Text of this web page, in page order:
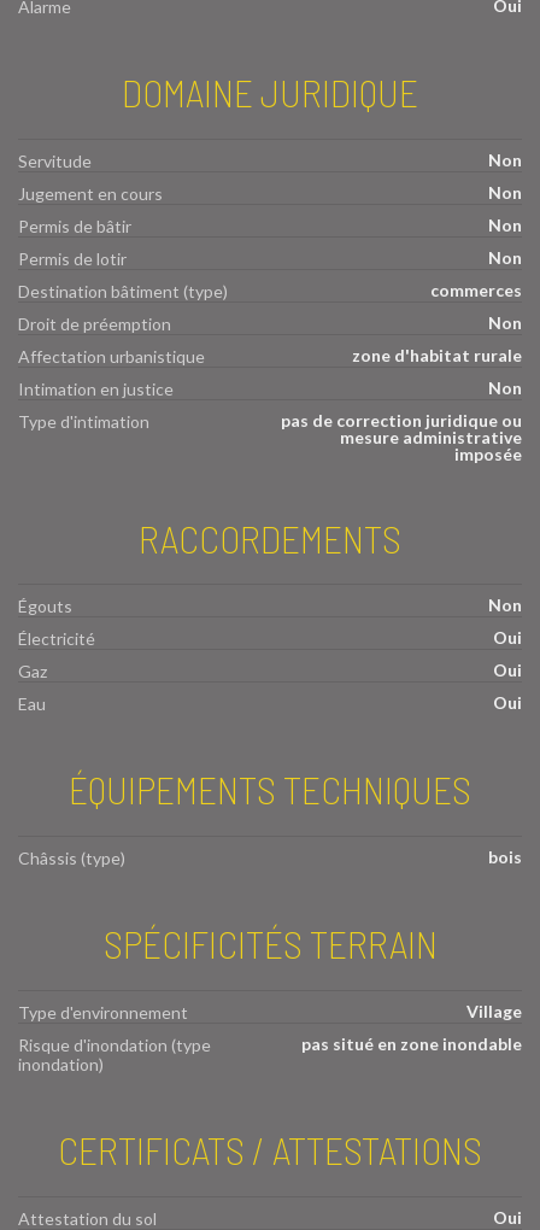
Alarme Oui
DOMAINE JURIDIQUE
Servitude
Non
Jugement en cours
Non
Permis de bâtir
Non
Permis de lotir
Non
Destination bâtiment (type)
commerces
Droit de préemption
Non
Affectation urbanistique
zone d'habitat rurale
Intimation en justice
Non
Type d'intimation
pas de correction juridique ou
mesure administrative
imposée
RACCORDEMENTS
Égouts
Non
Électricité
Oui
Gaz
Oui
Eau
Oui
ÉQUIPEMENTS TECHNIQUES
Châssis (type) bois
SPÉCIFICITÉS TERRAIN
Type d'environnement
Village
Risque d'inondation (type
inondation)
pas situé en zone inondable
CERTIFICATS / ATTESTATIONS
Attestation du sol
Oui